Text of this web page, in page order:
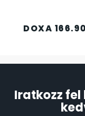
DOXA
Iratkozz fel